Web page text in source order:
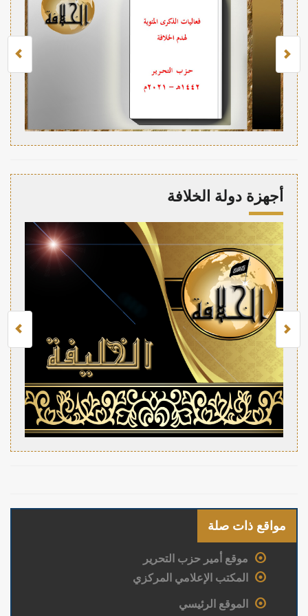
أجهزة دولة الخلافة
مواقع ذات صلة
موقع أمير حزب التحرير
المكتب الإعلامي المركزي
الموقع الرئيسي